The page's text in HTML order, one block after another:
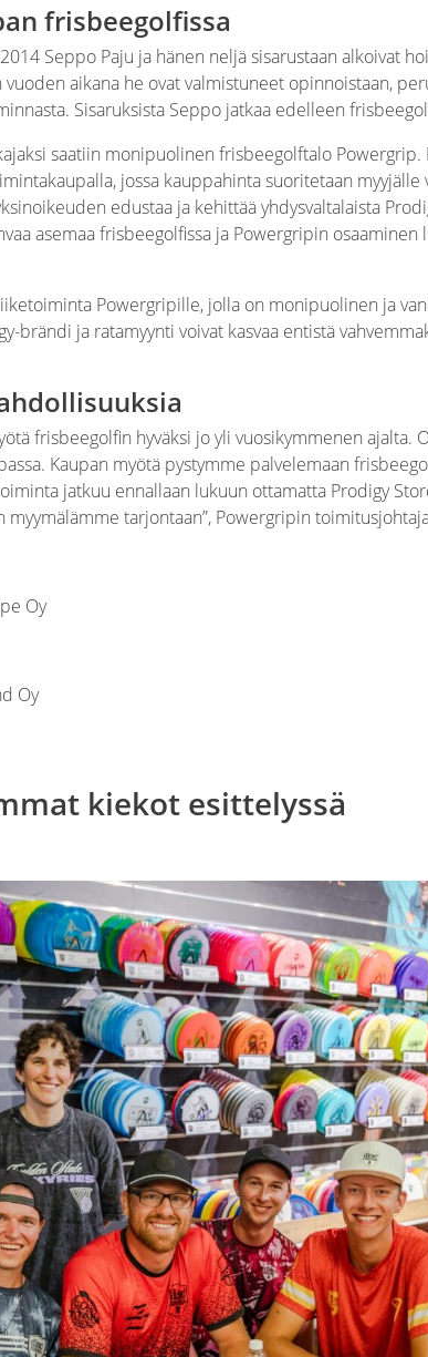
frisbeegolfissa
Seppo Paju ja hänen neljä sisarustaan alkoivat
aikana he ovat valmistuneet opinnoistaan,
Sisaruksista Seppo jatkaa edelleen
saatiin monipuolinen frisbeegolftalo
jossa kauppahinta suoritetaan
edustaa ja kehittää yhdysvaltalaista
asemaa frisbeegolfissa ja Powergripin
Powergripille, jolla on monipuolinen ja
ja ratamyynti voivat kasvaa entistä
frisbeegolfin hyväksi jo yli vuosikymmenen ajalta.
Kaupan myötä pystymme palvelemaan
jatkuu ennallaan lukuun ottamatta Prodigy
tarjontaan”, Powergripin
Oy
Oy
kiekot esittelyssä